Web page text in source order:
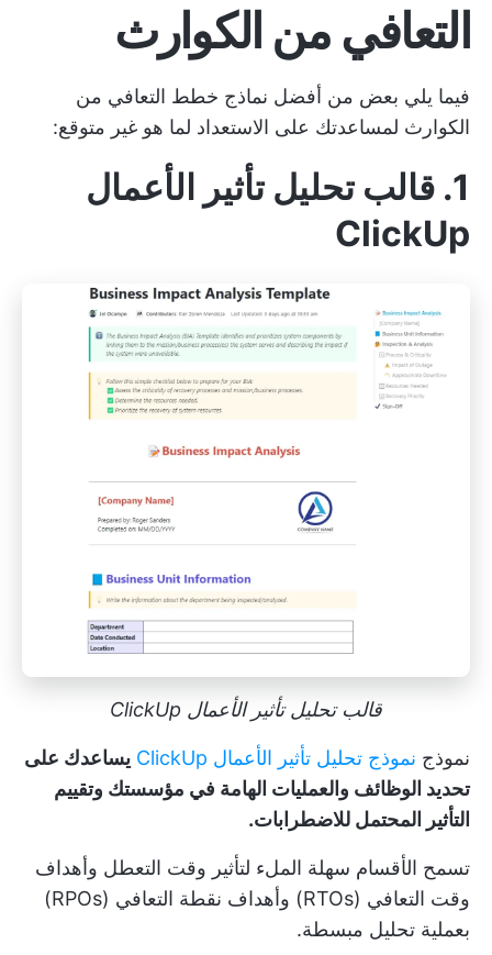
التعافي من الكوارث
فيما يلي بعض من أفضل نماذج خطط التعافي من
الكوارث لمساعدتك على الاستعداد لما هو غير متوقع:
1. قالب تحليل تأثير الأعمال
ClickUp
قالب تحليل تأثير الأعمال ClickUp
نموذج نموذج تحليل تأثير الأعمال ClickUp
يساعدك على
تحديد الوظائف والعمليات الهامة في مؤسستك وتقييم
التأثير المحتمل للاضطرابات.
تسمح الأقسام سهلة الملء لتأثير وقت التعطل وأهداف
وقت التعافي (RTOs) وأهداف نقطة التعافي (RPOs)
بعملية تحليل مبسطة.